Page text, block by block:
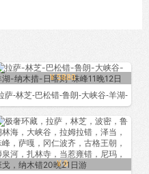
¥ 5880
萨-林芝-巴松错-鲁朗-大峡谷-羊湖-
¥ 0